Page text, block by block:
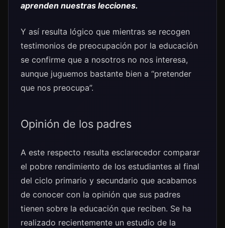
aprenden nuestras lecciones.
Y así resulta lógico que mientras se recogen
testimonios de preocupación por la educación
se confirme que a nosotros no nos interesa,
aunque juguemos bastante bien a “pretender
que nos preocupa”.
Opinión de los padres
A este respecto resulta esclarecedor comparar
el pobre rendimiento de los estudiantes al final
del ciclo primario y secundario que acabamos
de conocer con la opinión que sus padres
tienen sobre la educación que reciben. Se ha
realizado recientemente un estudio de la